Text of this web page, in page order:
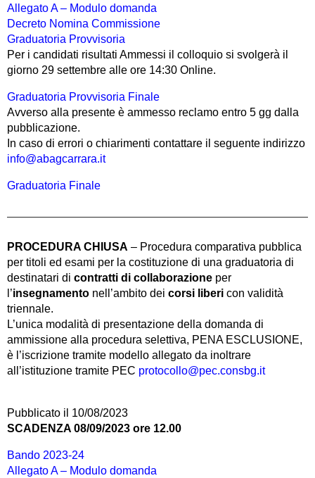
Allegato A – Modulo domanda
Decreto Nomina Commissione
Graduatoria Provvisoria
Per i candidati risultati Ammessi il colloquio si svolgerà il
giorno 29 settembre alle ore 14:30 Online.
Graduatoria Provvisoria Finale
Avverso alla presente è ammesso reclamo entro 5 gg dalla
pubblicazione.
In caso di errori o chiarimenti contattare il seguente indirizzo
info@abagcarrara.it
Graduatoria Finale
PROCEDURA CHIUSA – Procedura comparativa pubblica
per titoli ed esami per la costituzione di una graduatoria di
destinatari di contratti di collaborazione per
l’insegnamento nell’ambito dei corsi liberi con validità
triennale.
L’unica modalità di presentazione della domanda di
ammissione alla procedura selettiva, PENA ESCLUSIONE,
è l’iscrizione tramite modello allegato da inoltrare
all’istituzione tramite PEC protocollo@pec.consbg.it
Pubblicato il 10/08/2023
SCADENZA 08/09/2023 ore 12.00
Bando 2023-24
Allegato A – Modulo domanda